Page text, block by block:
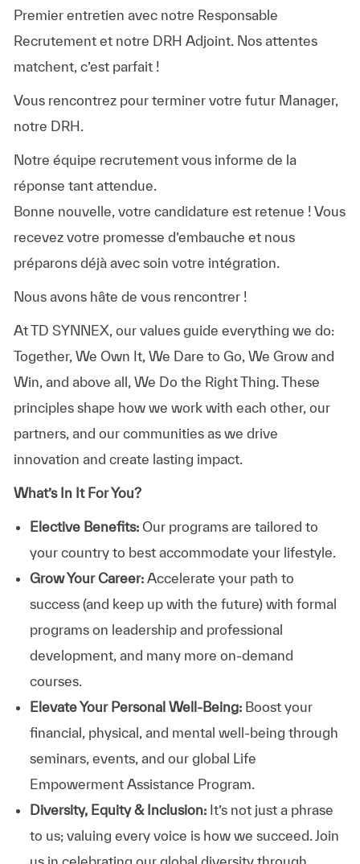
Premier entretien avec notre Responsable
Recrutement et notre DRH Adjoint. Nos attentes
matchent, c’est parfait !
Vous rencontrez pour terminer votre futur Manager,
notre DRH.
Notre équipe recrutement vous informe de la
réponse tant attendue.
Bonne nouvelle, votre candidature est retenue ! Vous
recevez votre promesse d’embauche et nous
préparons déjà avec soin votre intégration.
Nous avons hâte de vous rencontrer !
At TD SYNNEX, our values guide everything we do:
Together, We Own It, We Dare to Go, We Grow and
Win, and above all, We Do the Right Thing. These
principles shape how we work with each other, our
partners, and our communities as we drive
innovation and create lasting impact.
What’s In It For You?
Elective Benefits:Our programs are tailored to
your country to best accommodate your lifestyle.
Grow Your Career: Accelerate your path to
success (and keep up with the future) with formal
programs on leadership and professional
development, and many more on-demand
courses.
Elevate Your Personal Well-Being:Boost your
financial, physical, and mental well-being through
seminars, events, and our global Life
Empowerment Assistance Program.
Diversity, Equity & Inclusion: It’s not just a phrase
to us; valuing every voice is how we succeed. Join
us in celebrating our global diversity through